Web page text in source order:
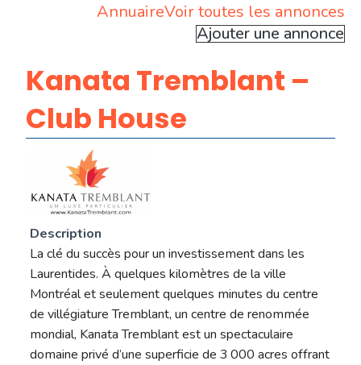
AnnuaireVoir toutes les annonces
Ajouter une annonce
Kanata Tremblant –
Club House
Description
La clé du succès pour un investissement dans les
Laurentides. À quelques kilomètres de la ville
Montréal et seulement quelques minutes du centre
de villégiature Tremblant, un centre de renommée
mondial, Kanata Tremblant est un spectaculaire
domaine privé d’une superficie de 3 000 acres offrant